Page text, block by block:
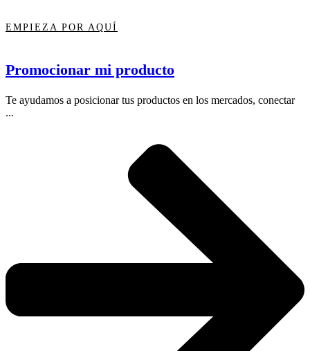
EMPIEZA POR AQUÍ
Promocionar mi producto
Te ayudamos a posicionar tus productos en los mercados, conectar
...